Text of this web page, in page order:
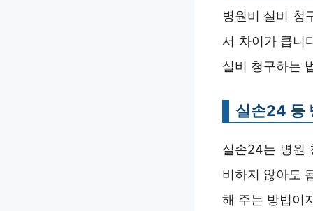
병원비 실비 청
서 차이가 큽니
실비 청구하는
실손24 등
실손24는 병원
비하지 않아도
해 주는 방법이